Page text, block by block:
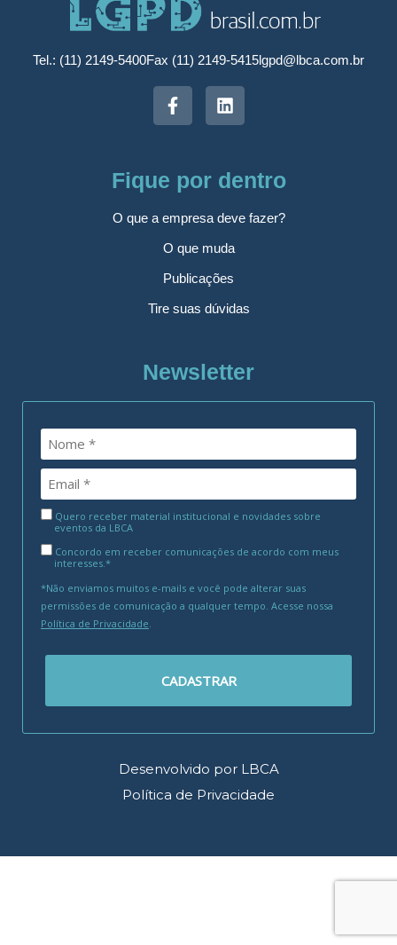
Tel.: (11) 2149-5400Fax (11) 2149-5415lgpd@lbca.com.br
Fique por dentro
O que a empresa deve fazer?
O que muda
Publicações
Tire suas dúvidas
Newsletter
Quero receber material institucional e novidades sobre
eventos da LBCA
Concordo em receber comunicações de acordo com meus
interesses.*
*Não enviamos muitos e-mails e você pode alterar suas
permissões de comunicação a qualquer tempo. Acesse nossa
Política de Privacidade.
CADASTRAR
Desenvolvido por LBCA
Política de Privacidade